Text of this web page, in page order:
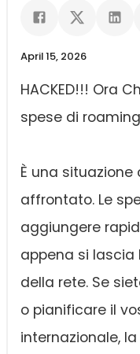
April 15, 2026
HACKED!!! Ora
spese di roaming
È una
affrontato. Le
aggiungere
appena si
della rete. Se
o pianificare il
internazionale,